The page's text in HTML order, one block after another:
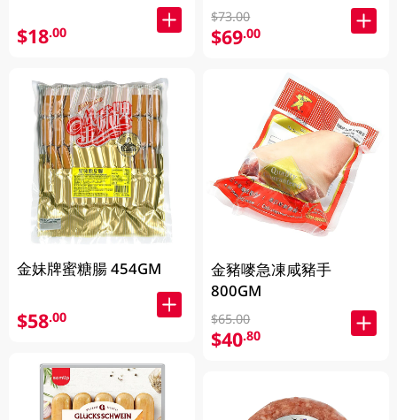
$18.00
金妹牌蜜糖腸 454GM
$58.00
$73.00
$69.00
金豬嘜急凍咸豬手
800GM
$65.00
$40.80